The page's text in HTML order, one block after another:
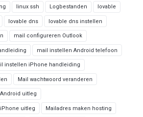
linux ssh Logbestanden lovable
lovable dns lovable dns instellen
mail configureren Outlook
mail instellen Android telefoon
instellen iPhone handleiding
Mail wachtwoord veranderen
uitleg
uitleg Mailadres maken hosting